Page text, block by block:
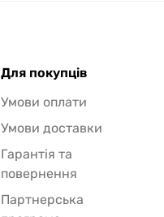
Для покупців
Умови оплати
Умови доставки
Гарантія та
повернення
Партнерська